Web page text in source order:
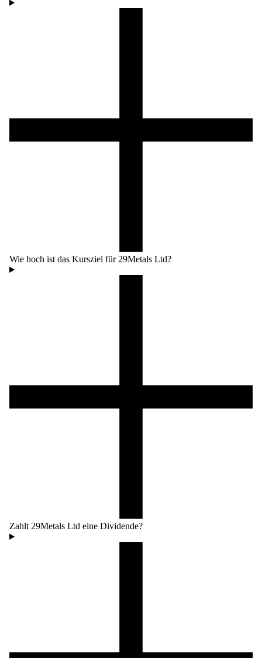
Wie hoch ist das Kursziel für 29Metals Ltd?
Zahlt 29Metals Ltd eine Dividende?